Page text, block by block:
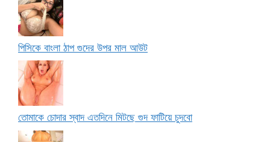
পিসিকে বাংলা ঠাপ গুদের উপর মাল আউট
তোমাকে চোদার স্বাদ এতদিনে মিটছে গুদ ফাটিয়ে চুদবো